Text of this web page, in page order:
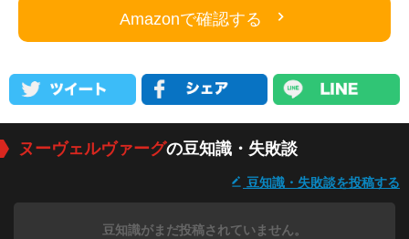
Amazonで確認する
ヌーヴェルヴァーグの豆知識・失敗談
豆知識・失敗談を投稿する
豆知識がまだ投稿されていません。